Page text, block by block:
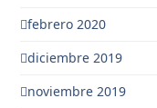
febrero 2020
diciembre 2019
noviembre 2019